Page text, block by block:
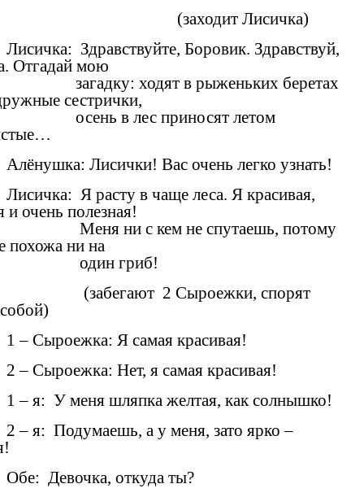
(заходит Лисичка)
Лисичка: Здравствуйте, Боровик. Здравствуй,
Отгадай мою
загадку: ходят в рыженьких беретах
сестрички,
осень в лес приносят летом
Алёнушка: Лисички! Вас очень легко узнать!
Лисичка: Я расту в чаще леса. Я красивая,
и очень полезная!
Меня ни с кем не спутаешь, потому
похожа ни на
один гриб!
(забегают 2 Сыроежки, спорят
1 – Сыроежка: Я самая красивая!
2 – Сыроежка: Нет, я самая красивая!
1 – я: У меня шляпка желтая, как солнышко!
2 – я: Подумаешь, а у меня, зато ярко –
Обе: Девочка, откуда ты?